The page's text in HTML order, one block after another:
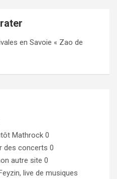
en Savoie « Zao de
Mathrock 0
des concerts 0
autre site 0
live de musiques